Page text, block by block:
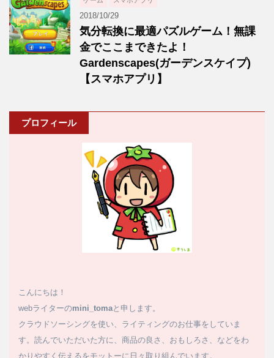
2018/10/29
気分転換に最適パズルゲーム！無課
金でここまできたよ！
Gardenscapes(ガーデンスケイプ)
【スマホアプリ】
プロフィール
こんにちは！
webライターのmini_tomaと申します。
クラウドソーシングを使い、ライティングのお仕事をしていま
す。読んでいただいた方に、商品の良さ、おもしろさ、などをわ
かりやすく伝えるをモットーに日々取り組んでいます。